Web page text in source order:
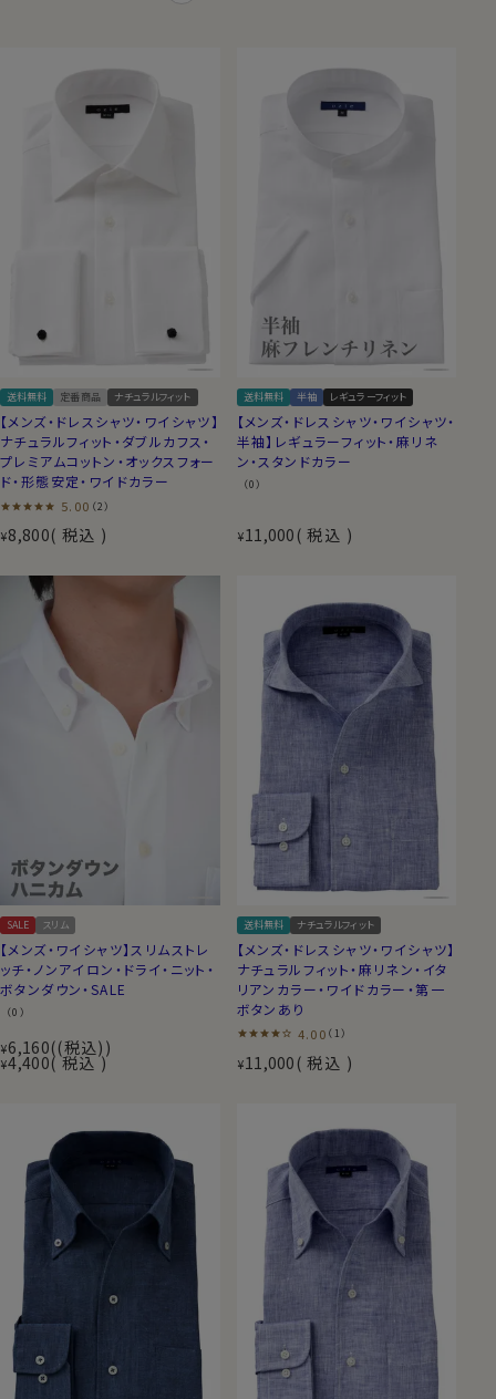
送料無料 定番商品 ナチュラルフィット
【メンズ・ドレスシャツ・ワイシャツ】
ナチュラルフィット・ダブルカフス・
プレミアムコットン・オックスフォー
ド・形態安定・ワイドカラー
5.00 （2）
¥8,800 税込
送料無料 半袖 レギュラーフィット
【メンズ・ドレスシャツ・ワイシャツ・
半袖】レギュラーフィット・麻リネ
ン・スタンドカラー
（0）
¥11,000 税込
SALE スリム
【メンズ・ワイシャツ】スリムストレ
ッチ・ノンアイロン・ドライ・ニット・
ボタンダウン・SALE
（0）
¥6,160 (税込)
¥4,400 税込
送料無料 ナチュラルフィット
【メンズ・ドレスシャツ・ワイシャツ】
ナチュラルフィット・麻リネン・イタ
リアンカラー・ワイドカラー・第一
ボタンあり
4.00 （1）
¥11,000 税込